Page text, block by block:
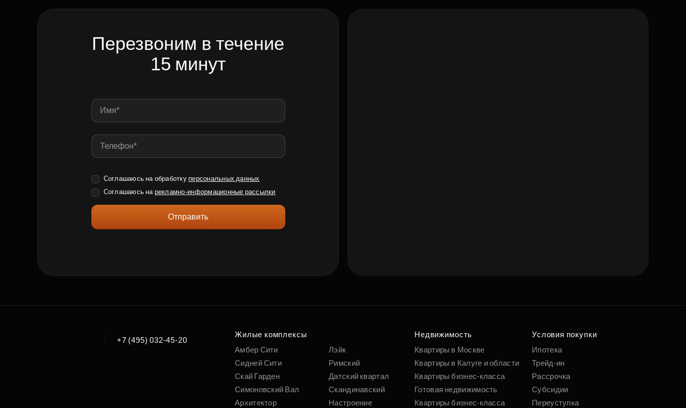
Перезвоним в течение
15 минут
Соглашаюсь на обработку персональных данных
Соглашаюсь на рекламно-информационные рассылки
Отправить
+7 (495) 032-45-20
Жилые комплексы
Амбер Сити
Сидней Сити
Скай Гарден
Симоновский Вал
Архитектор
Лэйк
Римский
Датский квартал
Скандинавский
Настроение
Недвижимость
Квартиры в Москве
Квартиры в Калуге и области
Квартиры бизнес-класса
Готовая недвижимость
Квартиры бизнес-класса
Условия покупки
Ипотека
Трейд-ин
Рассрочка
Субсидии
Переуступка